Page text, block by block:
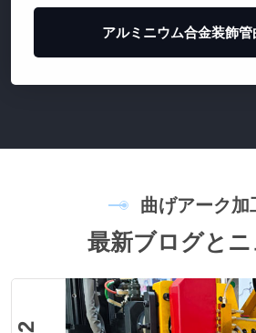
アルミニウム合金装飾管
鋼材曲げ加工
円弧ガイド、円弧ガイド、サ
ユニットカーテン型引
曲げアーク加
最新ブロ グと ニ